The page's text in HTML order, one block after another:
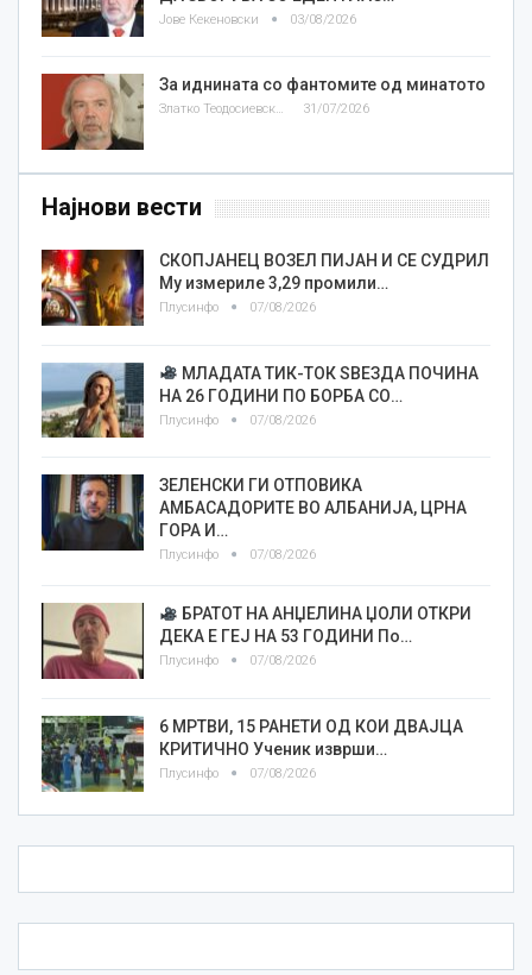
Јове Кекеновски 03/08/2026
За иднината со фантомите од минатото
Златко Теодосиевски 31/07/2026
Најнови вести
СКОПЈАНЕЦ ВОЗЕЛ ПИЈАН И СЕ СУДРИЛ
Му измериле 3,29 промили…
Плусинфо 07/08/2026
МЛАДАТА ТИК-ТОК ЅВЕЗДА ПОЧИНА
НА 26 ГОДИНИ ПО БОРБА СО…
Плусинфо 07/08/2026
ЗЕЛЕНСКИ ГИ ОТПОВИКА
АМБАСАДОРИТЕ ВО АЛБАНИЈА, ЦРНА
ГОРА И…
Плусинфо 07/08/2026
БРАТОТ НА АНЏЕЛИНА ЏОЛИ ОТКРИ
ДЕКА Е ГЕЈ НА 53 ГОДИНИ По…
Плусинфо 07/08/2026
6 МРТВИ, 15 РАНЕТИ ОД КОИ ДВАЈЦА
КРИТИЧНО Ученик изврши…
Плусинфо 07/08/2026